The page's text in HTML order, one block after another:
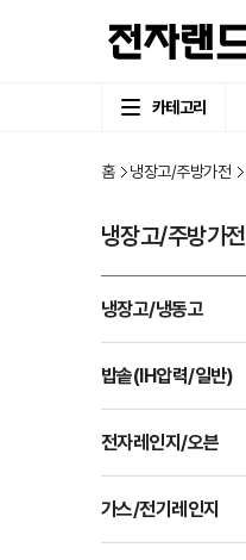
카테고리
홈 냉장고/주방가전
냉장고/주방가전
냉장고/냉동고
밥솥(IH압력/일반)
전자레인지/오븐
가스/전기레인지